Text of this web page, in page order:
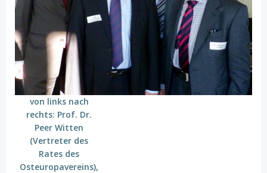
von links nach
rechts: Prof. Dr.
Peer Witten
(Vertreter des
Rates des
Osteuropavereins),